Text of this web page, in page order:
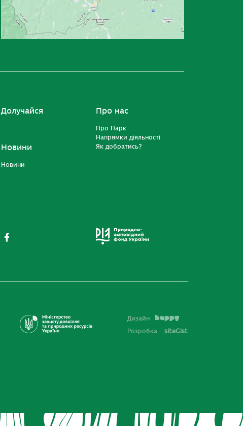
Долучайся
Новини
Новини
Про нас
Про Парк
Напрямки діяльності
Як добратись?
Дизайн
Розробка
siteGist